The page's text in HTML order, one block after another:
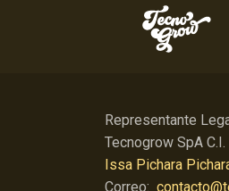
Representante
Tecnogrow SpA
Issa Pichara
Correo: